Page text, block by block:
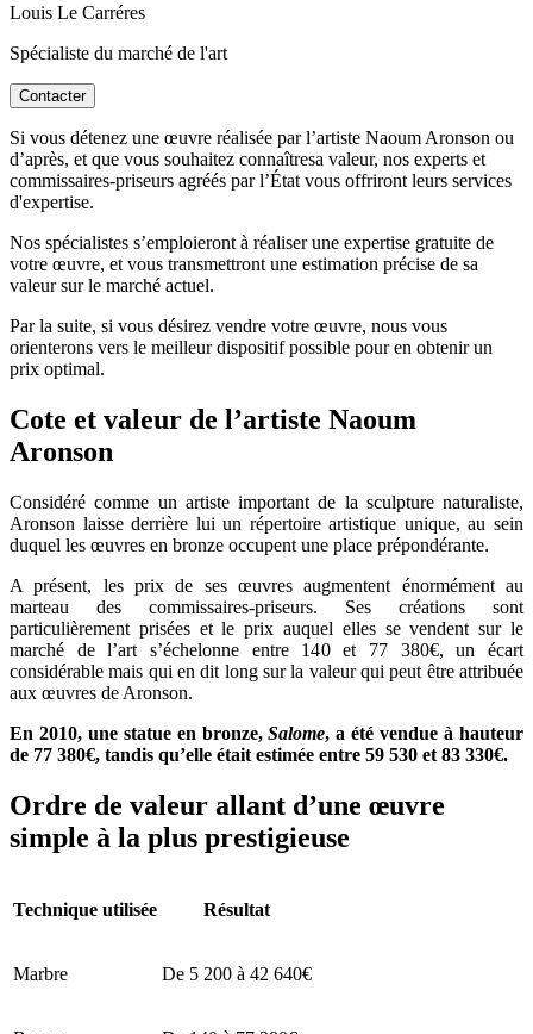
Louis Le Carréres
Spécialiste du marché de l'art
Contacter
Si vous détenez une œuvre réalisée par l’artiste Naoum Aronson ou
d’après, et que vous souhaitez connaîtresa valeur, nos experts et
commissaires-priseurs agréés par l’État vous offriront leurs services
d'expertise.
Nos spécialistes s’emploieront à réaliser une expertise gratuite de
votre œuvre, et vous transmettront une estimation précise de sa
valeur sur le marché actuel.
Par la suite, si vous désirez vendre votre œuvre, nous vous
orienterons vers le meilleur dispositif possible pour en obtenir un
prix optimal.
Cote et valeur de l’artiste Naoum
Aronson
Considéré comme un artiste important de la sculpture naturaliste,
Aronson laisse derrière lui un répertoire artistique unique, au sein
duquel les œuvres en bronze occupent une place prépondérante.
A présent, les prix de ses œuvres augmentent énormément au
marteau des commissaires-priseurs. Ses créations sont
particulièrement prisées et le prix auquel elles se vendent sur le
marché de l’art s’échelonne entre 140 et 77 380€, un écart
considérable mais qui en dit long sur la valeur qui peut être attribuée
aux œuvres de Aronson.
En 2010, une statue en bronze,Salome, a été vendue à hauteur
de 77 380€, tandis qu’elle était estimée entre 59 530 et 83 330€.
Ordre de valeur allant d’une œuvre
simple à la plus prestigieuse
Technique utilisée Résultat
Marbre De 5 200 à 42 640€